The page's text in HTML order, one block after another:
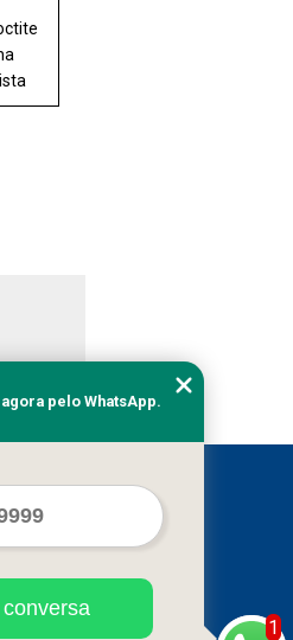
de direito
do site
1
agora pelo WhatsApp.